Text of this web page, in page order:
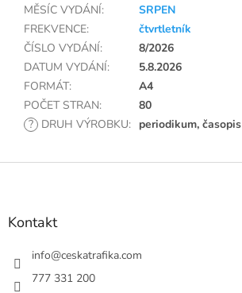
MĚSÍC VYDÁNÍ:
SRPEN
FREKVENCE:
čtvrtletník
ČÍSLO VYDÁNÍ:
8/2026
DATUM VYDÁNÍ:
5.8.2026
FORMÁT:
A4
POČET STRAN:
80
? DRUH VÝROBKU: periodikum, časopis
Z
Kontakt
info@ceskatrafika.com
777 331 200